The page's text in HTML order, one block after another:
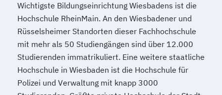
Geprüfte/r Managementassistent/in bSb
Geprüfte/r Multimedia-Designer/in
Geprüfte/r Nachhaltigkeitsmanager/in
(SGD)
Geprüfte/r Office-Manager/in
Geprüfte/r Online-Marketing-Manager/in
Wichtigste Bildungseinrichtung Wiesbadens ist die
Hochschule RheinMain. An den Wiesbadener und
Rüsselsheimer Standorten dieser Fachhochschule
mit mehr als 50 Studiengängen sind über 12.000
Studierenden immatrikuliert. Eine weitere staatliche
Hochschule in Wiesbaden ist die Hochschule für
Polizei und Verwaltung mit knapp 3000